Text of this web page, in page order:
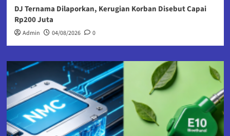
DJ Ternama Dilaporkan, Kerugian Korban Disebut Capai
Rp200 Juta
Admin 04/08/2026 0